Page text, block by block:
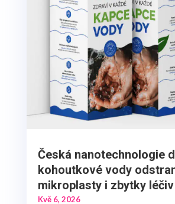
Česká nanotechnologie
kohoutkové vody
mikroplasty i zbytky léčiv
Kvě 6, 2026